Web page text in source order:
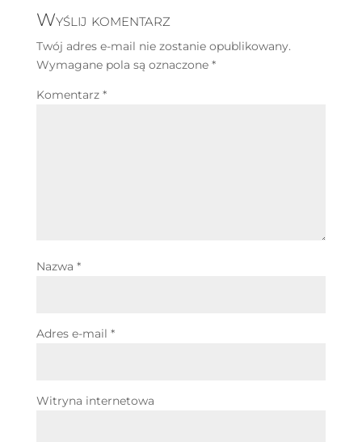
Wyślij komentarz
Twój adres e-mail nie zostanie opublikowany.
Wymagane pola są oznaczone *
Komentarz *
Nazwa *
Adres e-mail *
Witryna internetowa